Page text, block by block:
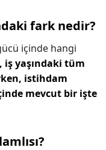
fark nedir?
içinde hangi
iş yaşındaki tüm
istihdam
mevcut bir işte